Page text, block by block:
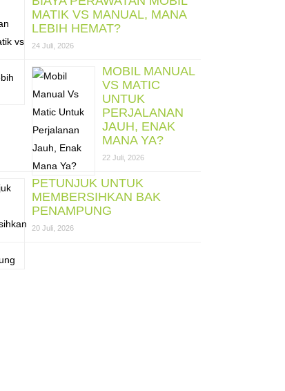
MATIK VS MANUAL, MANA
LEBIH HEMAT?
24 Juli, 2026
MOBIL MANUAL
VS MATIC
UNTUK
PERJALANAN
JAUH, ENAK
MANA YA?
22 Juli, 2026
PETUNJUK UNTUK
MEMBERSIHKAN BAK
PENAMPUNG
20 Juli, 2026